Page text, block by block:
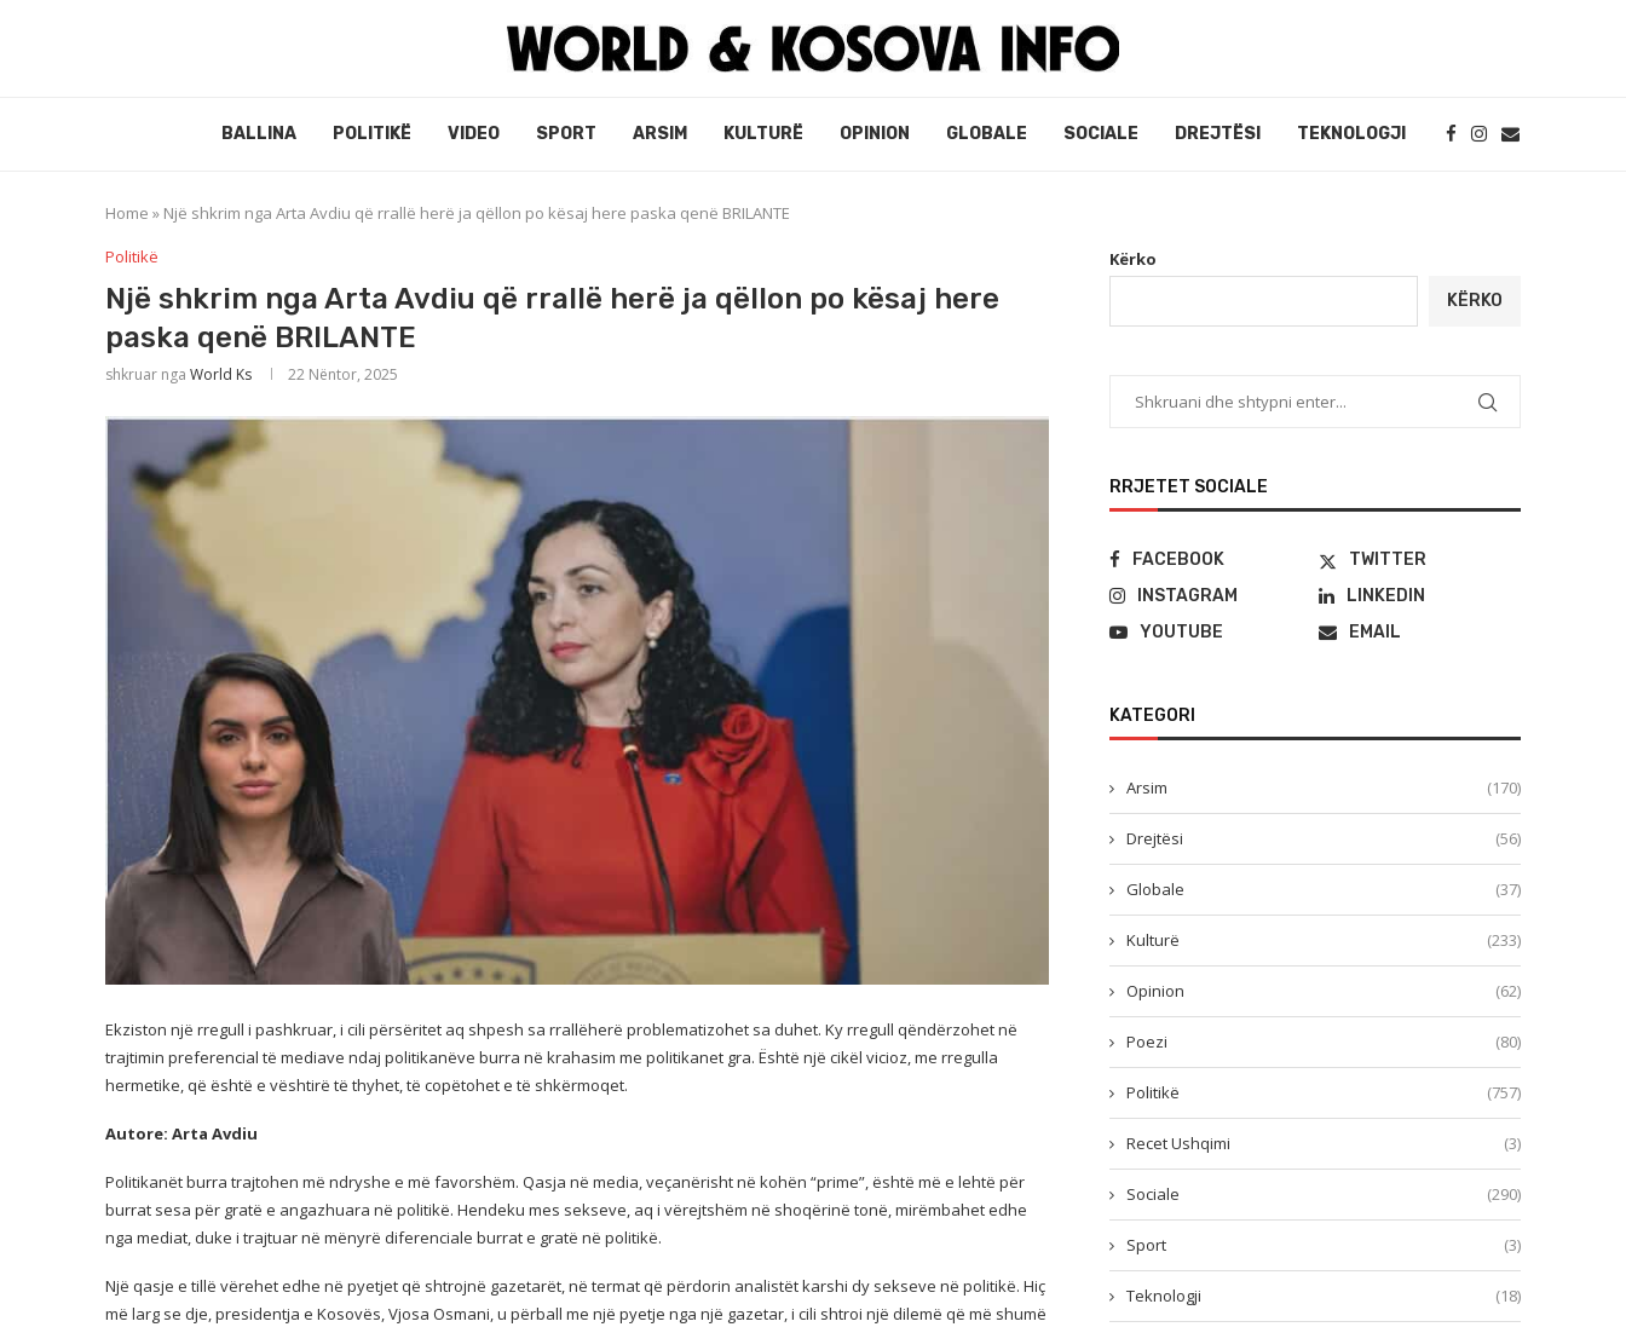
BALLINA POLITIKË VIDEO SPORT ARSIM KULTURË OPINION GLOBALE SOCIALE DREJTËSI TEKNOLOGJI
Home » Një shkrim nga Arta Avdiu që rrallë herë ja qëllon po kësaj here paska qenë BRILANTE
Politikë
Një shkrim nga Arta Avdiu që rrallë herë ja qëllon po kësaj here
paska qenë BRILANTE
shkruar nga World Ks 22 Nëntor, 2025
Ekziston një rregull i pashkruar, i cili përsëritet aq shpesh sa rrallëherë problematizohet sa duhet. Ky rregull qëndërzohet në
trajtimin preferencial të mediave ndaj politikanëve burra në krahasim me politikanet gra. Është një cikël vicioz, me rregulla
hermetike, që është e vështirë të thyhet, të copëtohet e të shkërmoqet.
Autore: Arta Avdiu
Politikanët burra trajtohen më ndryshe e më favorshëm. Qasja në media, veçanërisht në kohën “prime”, është më e lehtë për
burrat sesa për gratë e angazhuara në politikë. Hendeku mes sekseve, aq i vërejtshëm në shoqërinë tonë, mirëmbahet edhe
nga mediat, duke i trajtuar në mënyrë diferenciale burrat e gratë në politikë.
Një qasje e tillë vërehet edhe në pyetjet që shtrojnë gazetarët, në termat që përdorin analistët karshi dy sekseve në politikë. Hiç
më larg se dje, presidentja e Kosovës, Vjosa Osmani, u përball me një pyetje nga një gazetar, i cili shtroi një dilemë që më shumë
Kërko
KËRKO
RRJETET SOCIALE
FACEBOOK
TWITTER
INSTAGRAM
LINKEDIN
YOUTUBE
EMAIL
KATEGORI
Arsim (170)
Drejtësi (56)
Globale (37)
Kulturë (233)
Opinion (62)
Poezi (80)
Politikë (757)
Recet Ushqimi (3)
Sociale (290)
Sport (3)
Teknologji (18)